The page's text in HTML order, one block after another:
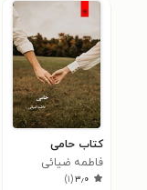
کتاب حامی
فاطمه ضیائی
۳٫۰(۱)